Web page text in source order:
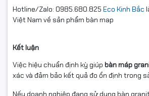
Hotline/Zalo: 0985.680.825 Eco Kinh Bắc
Việt Nam về sản phẩm bàn map
Kết luận
Việc hiệu chuẩn định kỳ giúp bàn máp
xác và đảm bảo kết quả đo ổn định trong
Nếu doanh nghiệp đang sử dụng bàn